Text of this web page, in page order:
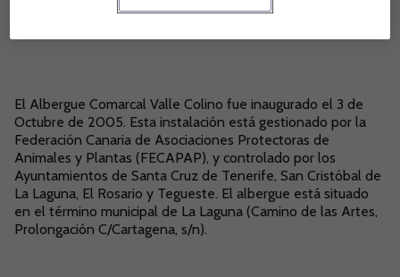
El Albergue Comarcal Valle Colino fue inaugurado el 3 de
Octubre de 2005. Esta instalación está gestionado por la
Federación Canaria de Asociaciones Protectoras de
Animales y Plantas (FECAPAP), y controlado por los
Ayuntamientos de Santa Cruz de Tenerife, San Cristóbal de
La Laguna, El Rosario y Tegueste. El albergue está situado
en el término municipal de La Laguna (Camino de las Artes,
Prolongación C/Cartagena, s/n).